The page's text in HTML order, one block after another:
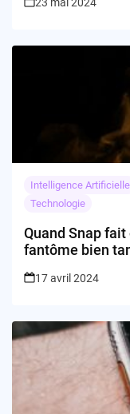
Intelligence Artificielle
Technologie
Quand Snap fait
fantôme bien
17 avril 2024